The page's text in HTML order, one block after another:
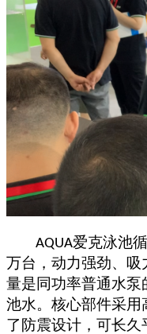
AQUA爱克泳池
万台 ， 动力强劲、吸
量是同功率普通水泵
池水。核心部件采
了防震设计，可长久